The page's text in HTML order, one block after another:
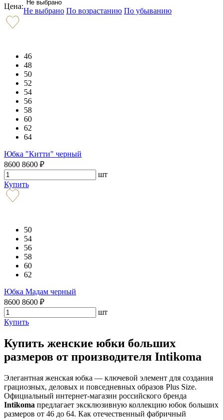
Цена: Не выбрано
Не выбрано По возрастанию По убыванию
46
48
50
52
54
56
58
60
62
64
Юбка "Китти" черный
8600 8600 ₽
шт
Купить
50
54
56
58
60
62
Юбка Мадам черный
8600 8600 ₽
шт
Купить
Купить женские юбки больших
размеров от производителя Intikoma
Элегантная женская юбка — ключевой элемент для создания
грациозных, деловых и повседневных образов Plus Size.
Официальный интернет-магазин российского бренда
Intikoma предлагает эксклюзивную коллекцию юбок больших
размеров от 46 до 64. Как отечественный фабричный